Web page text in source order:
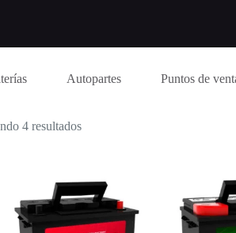
Autopartes Puntos de
4 resultados